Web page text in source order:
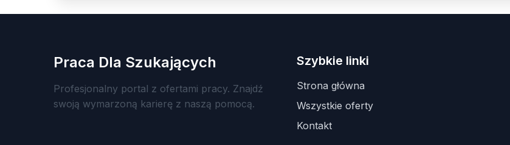
Praca Dla Szukających
Profesjonalny portal z ofertami pracy. Znajdź
swoją wymarzoną karierę z naszą pomocą.
Szybkie linki
Strona główna
Wszystkie oferty
Kontakt